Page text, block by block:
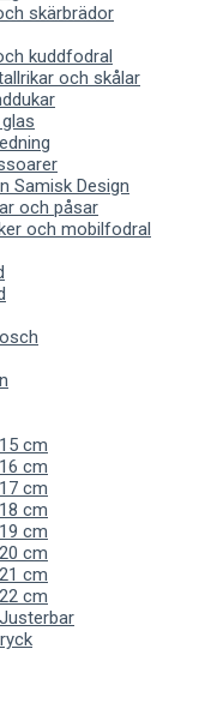
skärbrädor
kuddfodral
och skålar
Samisk Design
och påsar
och mobilfodral
cm
cm
cm
cm
cm
cm
cm
cm